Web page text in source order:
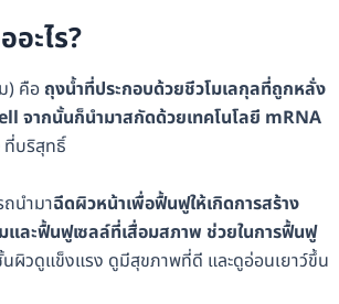
ะไร?
) คือ ถุงน้ำที่ประกอบด้วยชีวโมเลกุลที่ถูกหลั่ง
จากนั้นก็นำมาสกัดด้วยเทคโนโลยี mRNA
ที่บริสุทธิ์
นำมาฉีดผิวหน้าเพื่อฟื้นฟูให้เกิดการสร้าง
และฟื้นฟูเซลล์ที่เสื่อมสภาพ ช่วยในการฟื้นฟู
ผิวดูแข็งแรง ดูมีสุขภาพที่ดี และดูอ่อนเยาว์ขึ้น